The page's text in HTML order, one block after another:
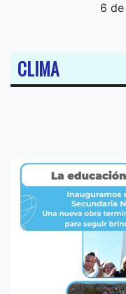
6
CLIMA